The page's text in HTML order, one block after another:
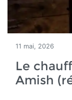
11 mai, 2026
Le
Amish